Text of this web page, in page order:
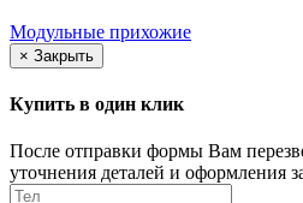
Модульные прихожие
× Закрыть
Купить в один клик
После отправки формы Вам
уточнения деталей и оформления